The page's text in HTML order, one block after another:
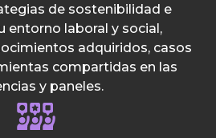
de sostenibilidad e
entorno laboral y social,
adquiridos, casos
compartidas en las
y paneles.